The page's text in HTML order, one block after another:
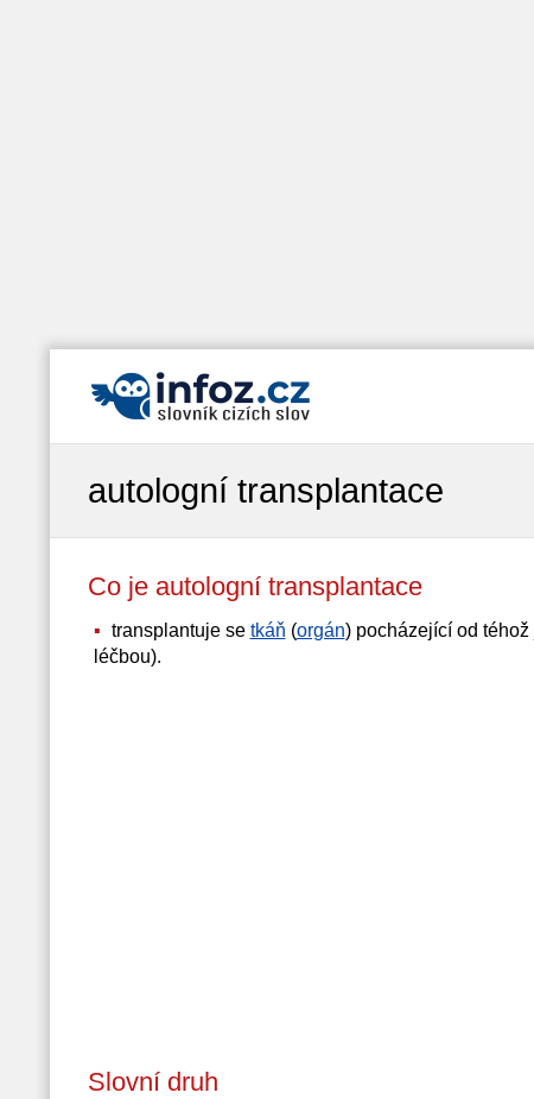
autologní transplantace
Co je autologní transplantace
transplantuje se tkáň (orgán) pocházející od téhož
léčbou).
Slovní druh